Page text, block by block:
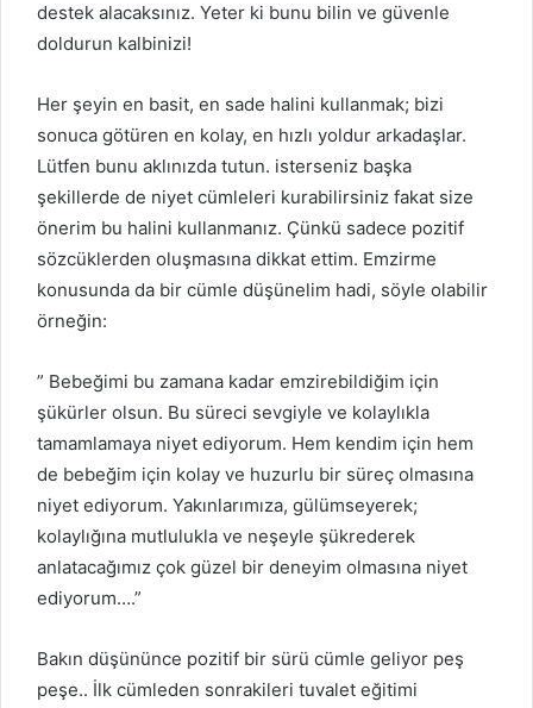
destek alacaksınız. Yeter ki bunu bilin ve güvenle
doldurun kalbinizi!
Her şeyin en basit, en sade halini kullanmak; bizi
sonuca götüren en kolay, en hızlı yoldur arkadaşlar.
Lütfen bunu aklınızda tutun. isterseniz başka
şekillerde de niyet cümleleri kurabilirsiniz fakat size
önerim bu halini kullanmanız. Çünkü sadece pozitif
sözcüklerden oluşmasına dikkat ettim. Emzirme
konusunda da bir cümle düşünelim hadi, söyle olabilir
örneğin:
” Bebeğimi bu zamana kadar emzirebildiğim için
şükürler olsun. Bu süreci sevgiyle ve kolaylıkla
tamamlamaya niyet ediyorum. Hem kendim için hem
de bebeğim için kolay ve huzurlu bir süreç olmasına
niyet ediyorum. Yakınlarımıza, gülümseyerek;
kolaylığına mutlulukla ve neşeyle şükrederek
anlatacağımız çok güzel bir deneyim olmasına niyet
ediyorum….”
Bakın düşününce pozitif bir sürü cümle geliyor peş
peşe.. İlk cümleden sonrakileri tuvalet eğitimi